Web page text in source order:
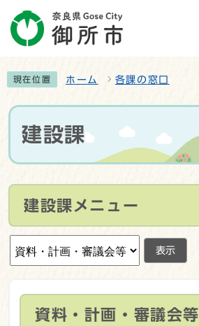
現在位置 ホーム 各課の窓口
建設課
建設課メニュー
表示
資料・計画・審議会等